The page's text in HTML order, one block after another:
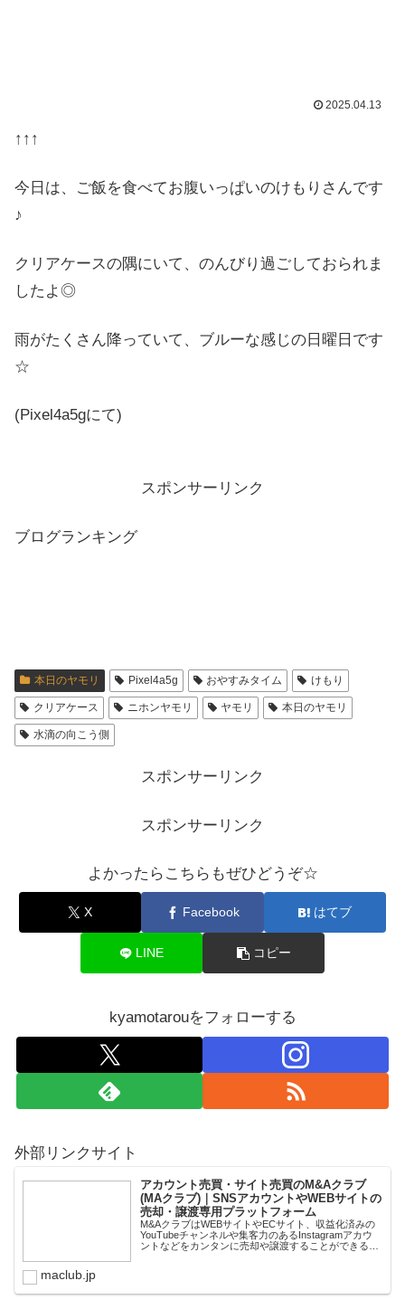
2025.04.13
↑↑↑
今日は、ご飯を食べてお腹いっぱいのけもりさんです
♪
クリアケースの隅にいて、のんびり過ごしておられま
したよ◎
雨がたくさん降っていて、ブルーな感じの日曜日です
☆
(Pixel4a5gにて)
スポンサーリンク
ブログランキング
本日のヤモリ Pixel4a5g おやすみタイム けもり
クリアケース ニホンヤモリ ヤモリ 本日のヤモリ
水滴の向こう側
スポンサーリンク
スポンサーリンク
よかったらこちらもぜひどうぞ☆
X Facebook はてブ
LINE コピー
kyamotarouをフォローする
外部リンクサイト
アカウント売買・サイト売買のM&Aクラブ
(MAクラブ)｜SNSアカウントやWEBサイトの
売却・譲渡専用プラットフォーム
M&AクラブはWEBサイトやECサイト、収益化済みの
YouTubeチャンネルや集客力のあるInstagramアカウ
ントなどをカンタンに売却や譲渡することができるプ
maclub.jp